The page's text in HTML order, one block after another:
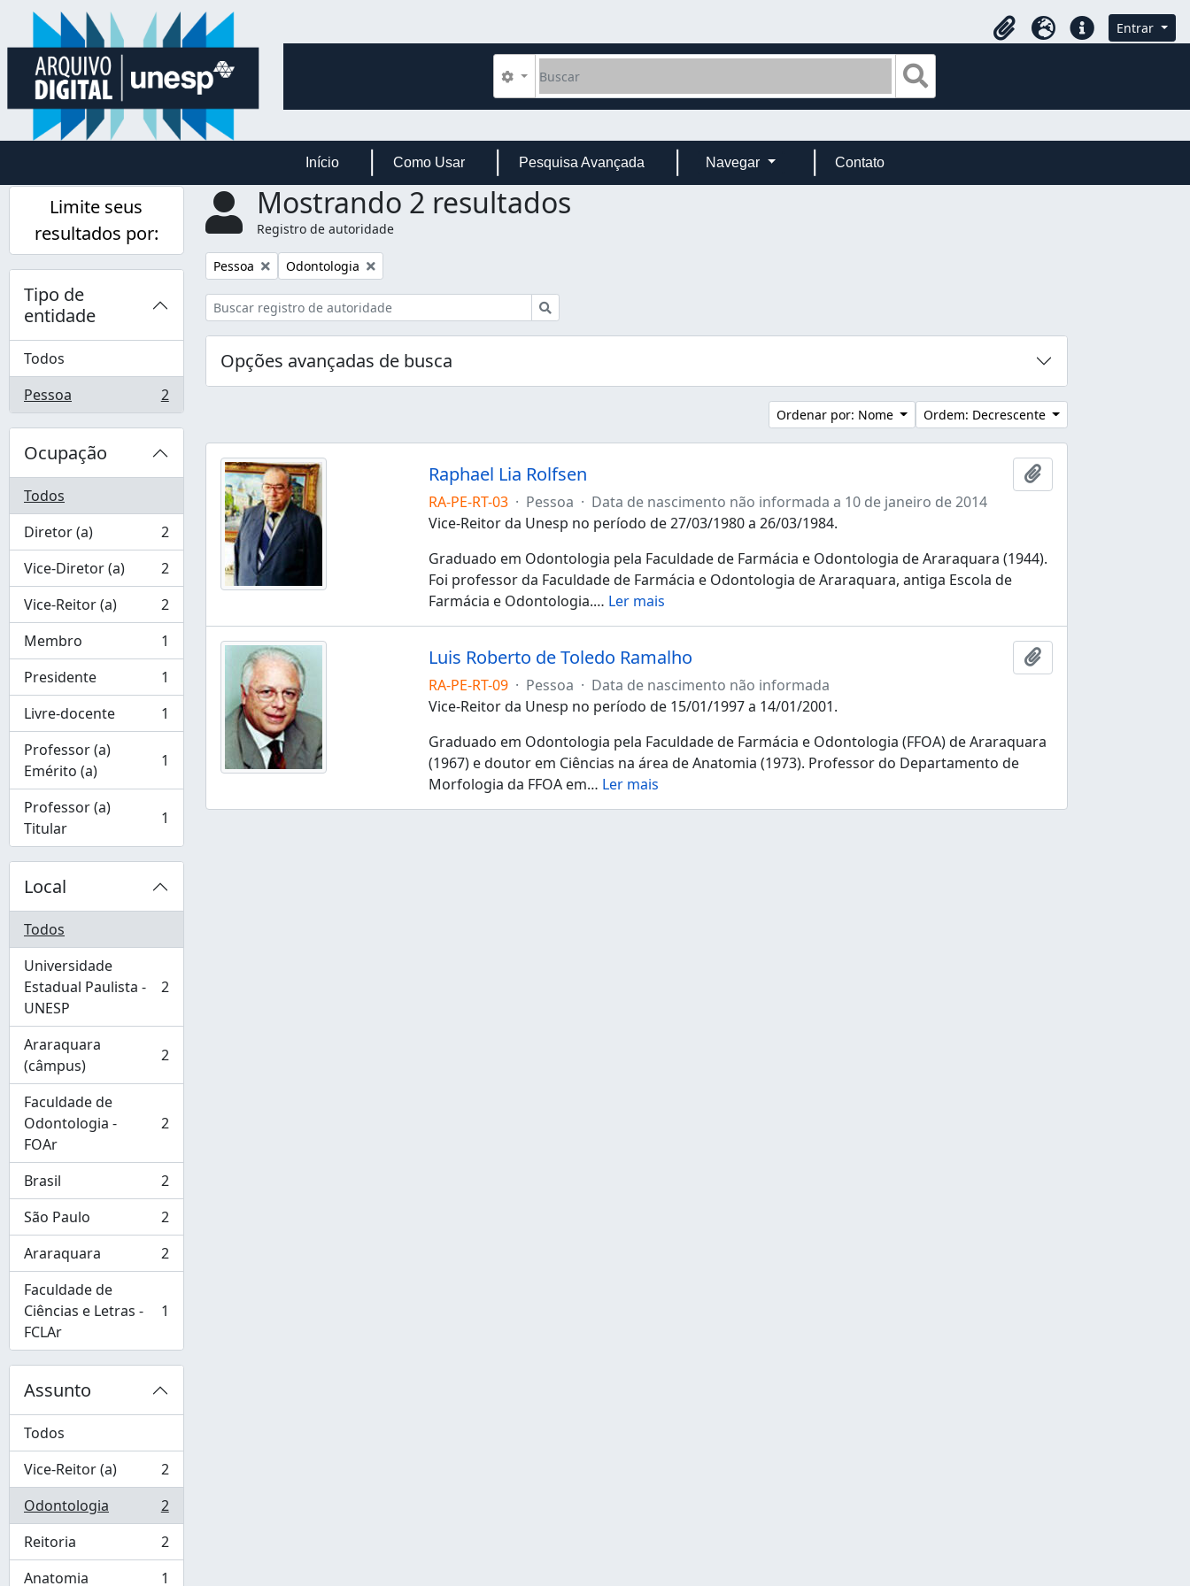
Skip to main content
Área de Transferência
IdiomaAtalhos Entrar
Buscar
Opções de busca
Início Como Usar Pesquisa Avançada Navegar Contato
Limite seus
resultados por:
Tipo de
entidade
Todos
Pessoa
, 2 resultados 2
Ocupação
Todos
Diretor (a)
, 2 resultados
2
Vice-Diretor (a)
, 2 resultados
2
Vice-Reitor (a)
, 2 resultados
2
Membro
, 1 resultados
1
Presidente
, 1 resultados
1
Livre-docente
, 1 resultados
1
Professor (a)
Emérito (a)
, 1 resultados 1
Professor (a)
Titular
, 1 resultados 1
Local
Todos
Universidade
Estadual Paulista -
UNESP
, 2 resultados 2
Araraquara
(câmpus)
, 2 resultados 2
Faculdade de
Odontologia -
FOAr
, 2 resultados 2
Brasil
, 2 resultados
2
São Paulo
, 2 resultados
2
Araraquara
, 2 resultados
2
Faculdade de
Ciências e Letras -
FCLAr
, 1 resultados 1
Assunto
Todos
Vice-Reitor (a)
, 2 resultados
2
Odontologia
, 2 resultados
2
Reitoria
, 2 resultados
2
Anatomia
1
Mostrando 2 resultados
Registro de autoridade
Remover filtro:
Pessoa Remover filtro:
Odontologia
Buscar
Opções avançadas de busca
Ordenar por: Nome Ordem: Decrescente
Raphael Lia Rolfsen
Adicionar a área de
RA-PE-RT-03 · Pessoa · Data de nascimento não informada a 10 de janeiro de 2014
Vice-Reitor da Unesp no período de 27/03/1980 a 26/03/1984.
Graduado em Odontologia pela Faculdade de Farmácia e Odontologia de Araraquara (1944).
Foi professor da Faculdade de Farmácia e Odontologia de Araraquara, antiga Escola de
Farmácia e Odontologia.… Ler mais
Luis Roberto de Toledo Ramalho
Adicionar a área de
RA-PE-RT-09 · Pessoa · Data de nascimento não informada
Vice-Reitor da Unesp no período de 15/01/1997 a 14/01/2001.
Graduado em Odontologia pela Faculdade de Farmácia e Odontologia (FFOA) de Araraquara
(1967) e doutor em Ciências na área de Anatomia (1973). Professor do Departamento de
Morfologia da FFOA em… Ler mais